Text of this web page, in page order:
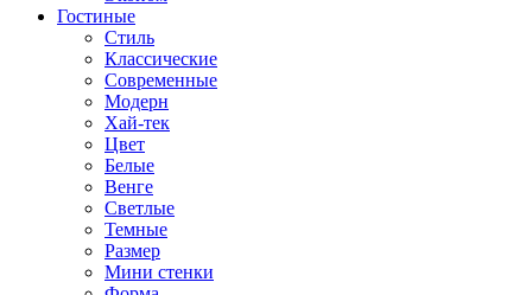
Гостиные
Стиль
Классические
Современные
Модерн
Хай-тек
Цвет
Белые
Венге
Светлые
Темные
Размер
Мини стенки